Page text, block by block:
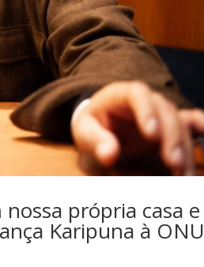
própria casa e
Karipuna à ONU